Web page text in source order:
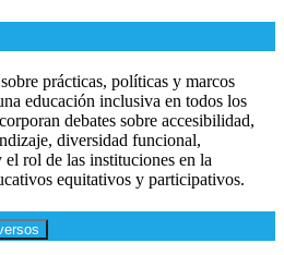
prácticas, políticas y marcos
educación inclusiva en todos los
debates sobre accesibilidad,
diversidad funcional,
el rol de las instituciones en la
equitativos y participativos.